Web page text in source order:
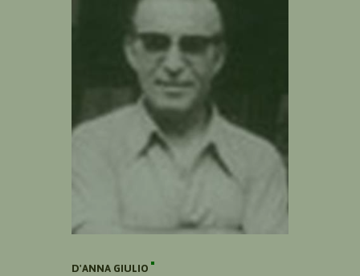
D'ANNA GIULIO